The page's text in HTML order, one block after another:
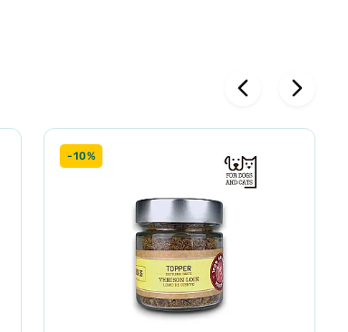
-10%